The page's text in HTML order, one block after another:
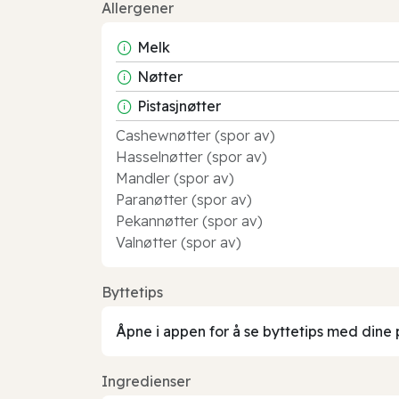
Allergener
Melk
Nøtter
Pistasjnøtter
Cashewnøtter (spor av)
Hasselnøtter (spor av)
Mandler (spor av)
Paranøtter (spor av)
Pekannøtter (spor av)
Valnøtter (spor av)
Byttetips
Åpne i appen for å se byttetips med dine
Ingredienser